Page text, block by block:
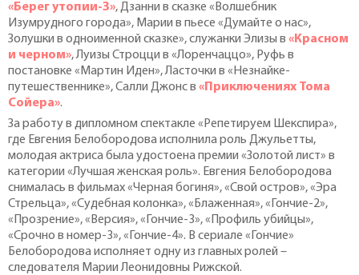
«Берег утопии-3», Дзанни в сказке «Волшебник
Изумрудного города», Марии в пьесе «Думайте о нас»,
Золушки в одноименной сказке», служанки Элизы в «Красном
и черном», Луизы Строцци в «Лоренчаццо», Руфь в
постановке «Мартин Иден», Ласточки в «Незнайке-
путешественнике», Салли Джонс в «Приключениях Тома
Сойера».
За работу в дипломном спектакле «Репетируем Шекспира»,
где Евгения Белобородова исполнила роль Джульетты,
молодая актриса была удостоена премии «Золотой лист» в
категории «Лучшая женская роль». Евгения Белобородова
снималась в фильмах «Черная богиня», «Свой остров», «Эра
Стрельца», «Судебная колонка», «Блаженная», «Гончие-2»,
«Прозрение», «Версия», «Гончие-3», «Профиль убийцы»,
«Срочно в номер-3», «Гончие-4». В сериале «Гончие»
Белобородова исполняет одну из главных ролей –
следователя Марии Леонидовны Рижской.